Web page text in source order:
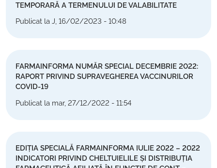
TEMPORARĂ A TERMENULUI DE VALABILITATE
Publicat la J, 16/02/2023 - 10:48
FARMAINFORMA NUMĂR SPECIAL DECEMBRIE 2022:
RAPORT PRIVIND SUPRAVEGHEREA VACCINURILOR
COVID-19
Publicat la mar, 27/12/2022 - 11:54
EDIȚIA SPECIALĂ FARMAINFORMA IULIE 2022 – 2022
INDICATORI PRIVIND CHELTUIELILE ȘI DISTRIBUȚIA